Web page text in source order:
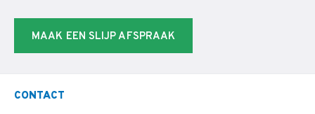
MAAK EEN SLIJP AFSPRAAK
CONTACT